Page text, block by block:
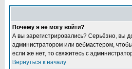
Почему я не могу войти?
А вы зарегистрировались? Серьёзно, вы
администратором или вебмастером,
если же нет, то свяжитесь с
Вернуться к началу